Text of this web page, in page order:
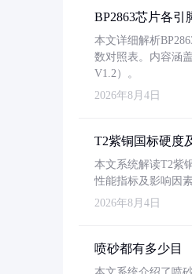
BP2863芯片各引
本文详细解析
数对照表。内容涵
V1.2）。
2026年8月4日
T2紫铜国标硬度
本文系统解读T2紫
性能指标及影响因
2026年8月4日
喷砂都有多少目